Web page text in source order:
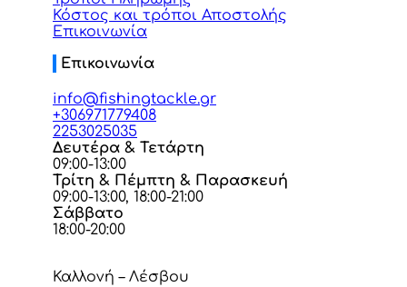
Κόστος και τρόποι Αποστολής
Επικοινωνία
Επικοινωνία
info@fishingtackle.gr
+306971779408
2253025035
Δευτέρα & Τετάρτη
09:00-13:00
Τρίτη & Πέμπτη & Παρασκευή
09:00-13:00, 18:00-21:00
Σάββατο
18:00-20:00
Καλλονή – Λέσβου